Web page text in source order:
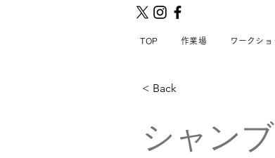
TOP 作業場 ワークシ
< Back
シャン